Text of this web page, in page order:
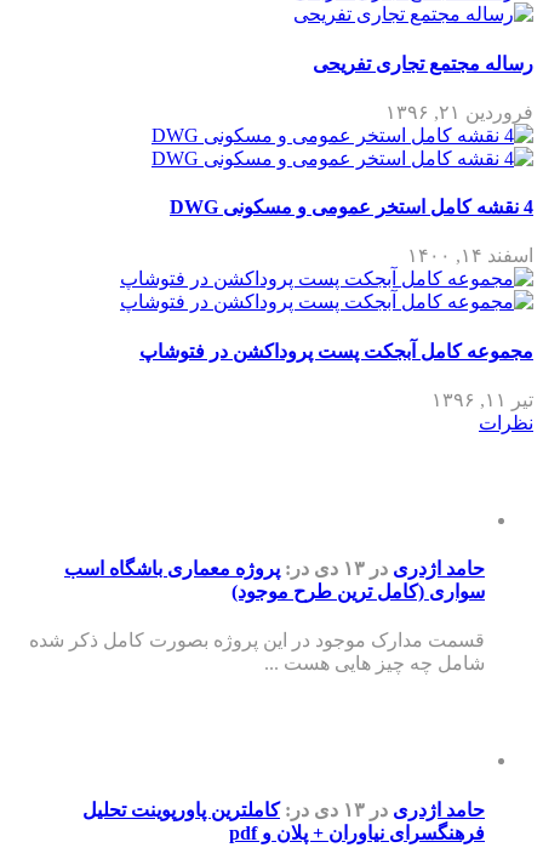
رساله مجتمع تجاری تفریحی
فروردین ۲۱, ۱۳۹۶
4 نقشه کامل استخر عمومی و مسکونی DWG
اسفند ۱۴, ۱۴۰۰
مجموعه کامل آبجکت پست پروداکشن در فتوشاپ
تیر ۱۱, ۱۳۹۶
نظرات
حامد اژدری در ۱۳ دی در: پروژه معماری باشگاه اسب
سواری (کامل ترین طرح موجود)
قسمت مدارک موجود در این پروژه بصورت کامل ذکر شده
شامل چه چیز هایی هست ...
حامد اژدری در ۱۳ دی در:کاملترین پاورپوینت تحلیل
فرهنگسرای نیاوران + پلان و pdf